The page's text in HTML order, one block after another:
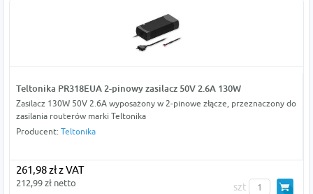
Teltonika PR318EUA 2-pinowy zasilacz 50V 2.6A 130W
Zasilacz 130W 50V 2.6A wyposażony w 2-pinowe złącze, przeznaczony do
zasilania routerów marki Teltonika
Producent: Teltonika
261,98 zł z VAT
212,99 zł netto szt